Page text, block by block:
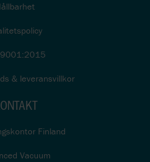
9001:2015
& leveransvillkor
Finland
Vacuum